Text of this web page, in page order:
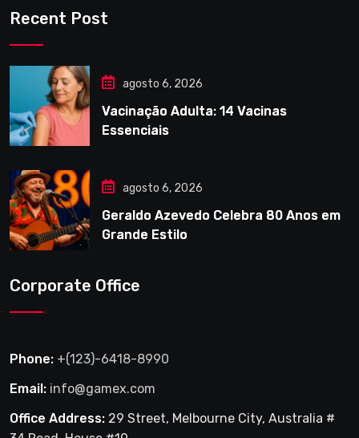
Recent Post
agosto 6, 2026
Vacinação Adulta: 14 Vacinas
Essenciais
agosto 6, 2026
Geraldo Azevedo Celebra 80 Anos em
Grande Estilo
Corporate Office
Phone: +(123)-6418-8990
Email: info@gamex.com
Office Address: 29 Street, Melbourne City, Australia #